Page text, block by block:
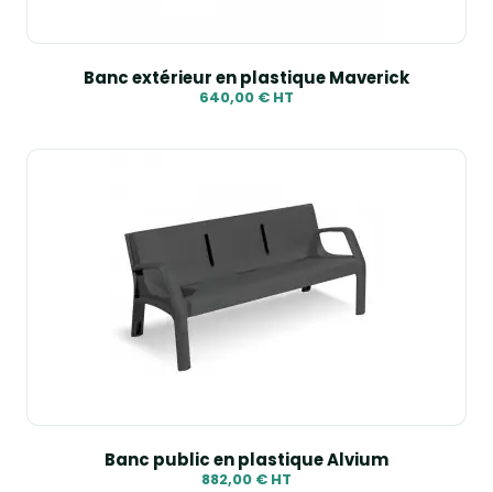
Banc extérieur en plastique Maverick
640,00 € HT
Banc public en plastique Alvium
882,00 € HT